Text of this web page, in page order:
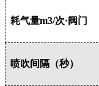
耗气量m3/次·阀门
喷吹间隔（秒）